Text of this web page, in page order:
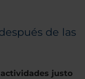
de las
justo